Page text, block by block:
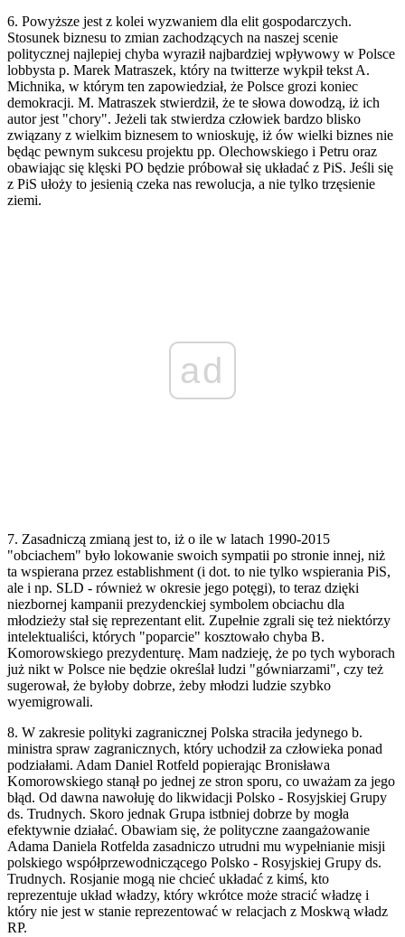
6. Powyższe jest z kolei wyzwaniem dla elit gospodarczych.
Stosunek biznesu to zmian zachodzących na naszej scenie
politycznej najlepiej chyba wyraził najbardziej wpływowy w Polsce
lobbysta p. Marek Matraszek, który na twitterze wykpił tekst A.
Michnika, w którym ten zapowiedział, że Polsce grozi koniec
demokracji. M. Matraszek stwierdził, że te słowa dowodzą, iż ich
autor jest "chory". Jeżeli tak stwierdza człowiek bardzo blisko
związany z wielkim biznesem to wnioskuję, iż ów wielki biznes nie
będąc pewnym sukcesu projektu pp. Olechowskiego i Petru oraz
obawiając się klęski PO będzie próbował się układać z PiS. Jeśli się
z PiS ułoży to jesienią czeka nas rewolucja, a nie tylko trzęsienie
ziemi.
ad
7. Zasadniczą zmianą jest to, iż o ile w latach 1990-2015
"obciachem" było lokowanie swoich sympatii po stronie innej, niż
ta wspierana przez establishment (i dot. to nie tylko wspierania PiS,
ale i np. SLD - również w okresie jego potęgi), to teraz dzięki
niezbornej kampanii prezydenckiej symbolem obciachu dla
młodzieży stał się reprezentant elit. Zupełnie zgrali się też niektórzy
intelektualiści, których "poparcie" kosztowało chyba B.
Komorowskiego prezydenturę. Mam nadzieję, że po tych wyborach
już nikt w Polsce nie będzie określał ludzi "gówniarzami", czy też
sugerował, że byłoby dobrze, żeby młodzi ludzie szybko
wyemigrowali.
8. W zakresie polityki zagranicznej Polska straciła jedynego b.
ministra spraw zagranicznych, który uchodził za człowieka ponad
podziałami. Adam Daniel Rotfeld popierając Bronisława
Komorowskiego stanął po jednej ze stron sporu, co uważam za jego
błąd. Od dawna nawołuję do likwidacji Polsko - Rosyjskiej Grupy
ds. Trudnych. Skoro jednak Grupa istbniej dobrze by mogła
efektywnie działać. Obawiam się, że polityczne zaangażowanie
Adama Daniela Rotfelda zasadniczo utrudni mu wypełnianie misji
polskiego współprzewodniczącego Polsko - Rosyjskiej Grupy ds.
Trudnych. Rosjanie mogą nie chcieć układać z kimś, kto
reprezentuje układ władzy, który wkrótce może stracić władzę i
który nie jest w stanie reprezentować w relacjach z Moskwą władz
RP.